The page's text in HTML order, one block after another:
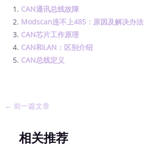
CAN通讯总线故障
Modscan连不上485：原因及解决办法
CAN芯片工作原理
CAN和LAN：区别介绍
CAN总线定义
← 前一篇文章
相关推荐